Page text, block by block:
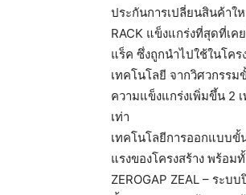
ประกันการเปลี่ยนสินค้าให
RACK แข็งแกร่งที่สุดที่เค
แร็ค ซึ่งถูกนำไปใช้ในโค
เทคโนโลยี จากวิศวกรร
ความแข็งแกร่งเพิ่มขึ้น 2
เท่า
เทคโนโลยีการออกแบบขั้
แรงของโครงสร้าง พร้อม
ZEROGAP ZEAL – ระ